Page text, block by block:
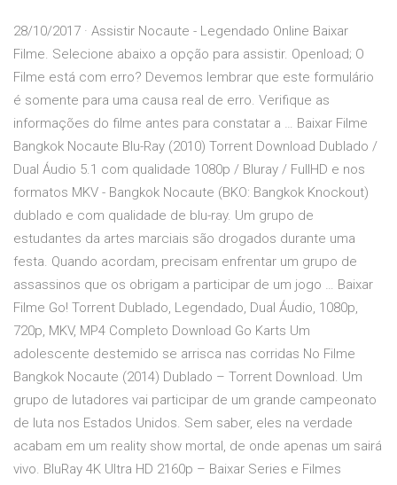
28/10/2017 · Assistir Nocaute - Legendado Online Baixar
Filme. Selecione abaixo a opção para assistir. Openload; O
Filme está com erro? Devemos lembrar que este formulário
é somente para uma causa real de erro. Verifique as
informações do filme antes para constatar a … Baixar Filme
Bangkok Nocaute Blu-Ray (2010) Torrent Download Dublado /
Dual Áudio 5.1 com qualidade 1080p / Bluray / FullHD e nos
formatos MKV - Bangkok Nocaute (BKO: Bangkok Knockout)
dublado e com qualidade de blu-ray. Um grupo de
estudantes da artes marciais são drogados durante uma
festa. Quando acordam, precisam enfrentar um grupo de
assassinos que os obrigam a participar de um jogo … Baixar
Filme Go! Torrent Dublado, Legendado, Dual Áudio, 1080p,
720p, MKV, MP4 Completo Download Go Karts Um
adolescente destemido se arrisca nas corridas No Filme
Bangkok Nocaute (2014) Dublado – Torrent Download. Um
grupo de lutadores vai participar de um grande campeonato
de luta nos Estados Unidos. Sem saber, eles na verdade
acabam em um reality show mortal, de onde apenas um sairá
vivo. BluRay 4K Ultra HD 2160p – Baixar Series e Filmes